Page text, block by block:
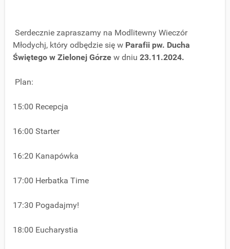
Serdecznie zapraszamy na Modlitewny Wieczór
Młodychj, który odbędzie się w Parafii pw. Ducha
Świętego w Zielonej Górze w dniu 23.11.2024.
Plan:
15:00 Recepcja
16:00 Starter
16:20 Kanapówka
17:00 Herbatka Time
17:30 Pogadajmy!
18:00 Eucharystia